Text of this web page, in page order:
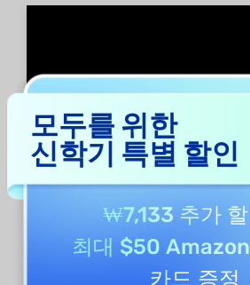
모두를 위한
신학기 특별 할인
₩7,133 추가 할
최대 $50
카드 증정